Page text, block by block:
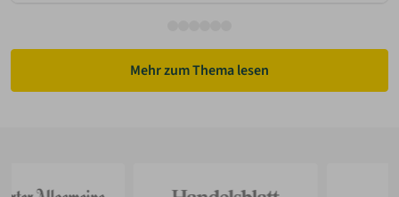
Mehr zum Thema lesen